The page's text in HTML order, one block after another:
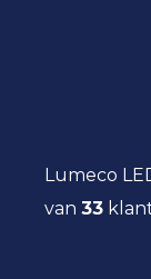
Lumeco
van 33